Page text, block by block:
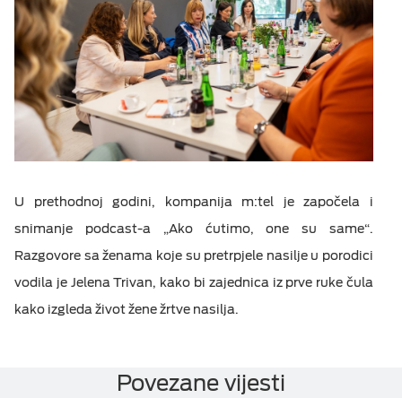
U prethodnoj godini, kompanija m:tel je započela i
snimanje podcast-a „Ako ćutimo, one su same“.
Razgovore sa ženama koje su pretrpjele nasilje u porodici
vodila je Jelena Trivan, kako bi zajednica iz prve ruke čula
kako izgleda život žene žrtve nasilja.
Povezane vijesti